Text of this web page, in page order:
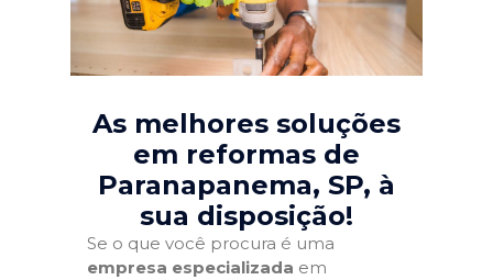
As melhores soluções
em reformas de
Paranapanema, SP, à
sua disposição!
Se o que você procura é uma
empresa especializada em